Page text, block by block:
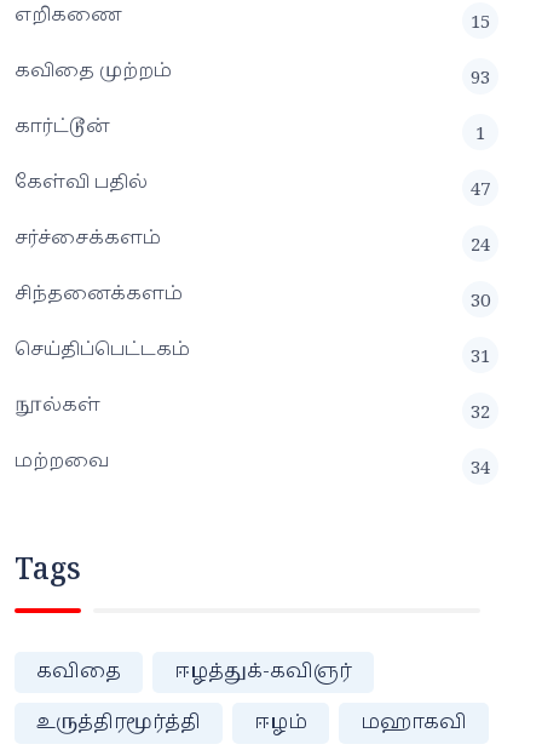
எறிகணை
15
கவிதை முற்றம்
93
கார்ட்டூன்
1
கேள்வி பதில்
47
சர்ச்சைக்களம்
24
சிந்தனைக்களம்
30
செய்திப்பெட்டகம்
31
நூல்கள்
32
மற்றவை
34
Tags
கவிதை
ஈழத்துக்-கவிஞர்
உருத்திரமூர்த்தி
ஈழம்
மஹாகவி